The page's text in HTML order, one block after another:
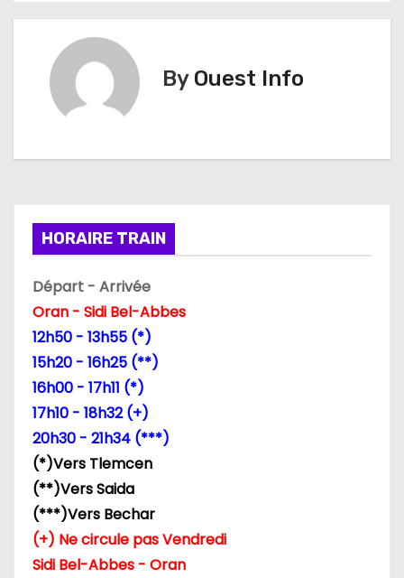
o
n
d
e
a
r
t
By Ouest Info
HORAIRE TRAIN
Départ - Arrivée
Oran - Sidi Bel-Abbes
12h50 - 13h55 (*)
15h20 - 16h25 (**)
16h00 - 17h11 (*)
17h10 - 18h32 (+)
20h30 - 21h34 (***)
(*)Vers Tlemcen
(**)Vers Saida
(***)Vers Bechar
(+) Ne circule pas Vendredi
Sidi Bel-Abbes - Oran